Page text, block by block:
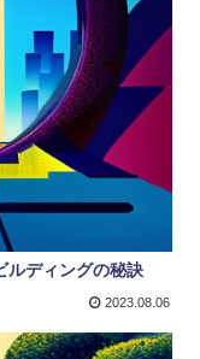
ルディングの秘訣
2023.08.06